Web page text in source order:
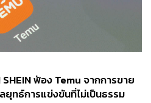
ฟ้อง Temu จากการขาย
ยุทธ์การแข่งขันที่ไม่เป็นธรรม